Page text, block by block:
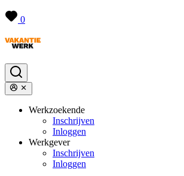
0
Werkzoekende
Inschrijven
Inloggen
Werkgever
Inschrijven
Inloggen